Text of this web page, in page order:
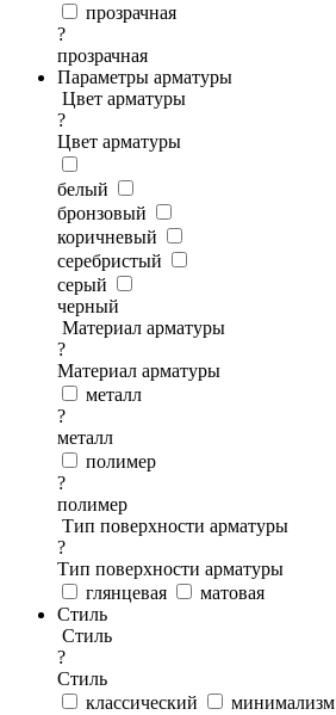
прозрачная
?
прозрачная
Параметры арматуры
Цвет арматуры
?
Цвет арматуры
белый
бронзовый
коричневый
серебристый
серый
черный
Материал арматуры
?
Материал арматуры
металл
?
металл
полимер
?
полимер
Тип поверхности арматуры
?
Тип поверхности арматуры
глянцевая
матовая
Стиль
Стиль
?
Стиль
классический
минимализм